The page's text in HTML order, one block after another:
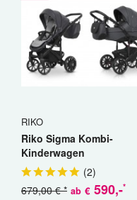
RIKO
Riko Sigma Kombi-
Kinderwagen
(2)
ab € 590,-*
679,00 € *